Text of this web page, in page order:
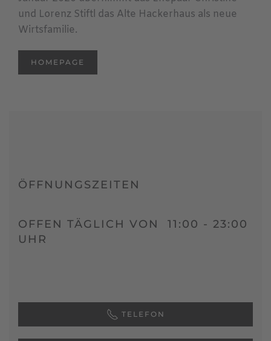
und Lorenz Stiftl das Alte Hackerhaus als neue
Wirtsfamilie.
HOMEPAGE
ÖFFNUNGSZEITEN
OFFEN TÄGLICH VON 11:00 - 23:00
UHR
TELEFON